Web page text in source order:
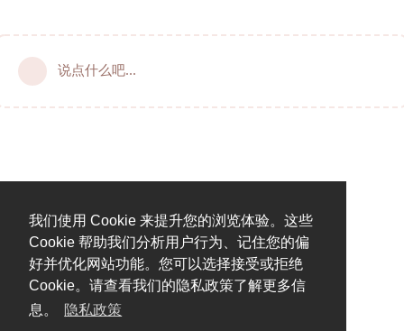
我们使用 Cookie 来提升您的浏览体验。这些
Cookie 帮助我们分析用户行为、记住您的偏
好并优化网站功能。您可以选择接受或拒绝
Cookie。请查看我们的隐私政策了解更多信
息。
隐私政策
说点什么吧...